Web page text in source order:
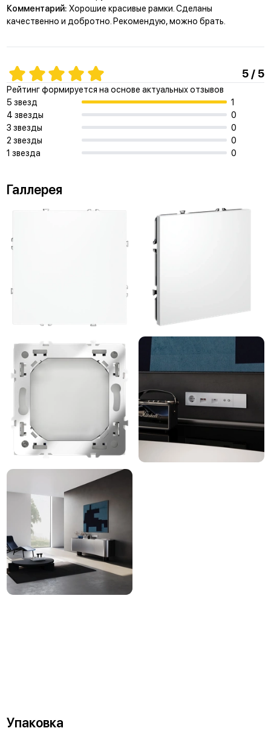
Комментарий: Хорошие красивые рамки. Сделаны
качественно и добротно. Рекомендую, можно брать.
5 / 5
Рейтинг формируется на основе актуальных отзывов
5 звезд
1
4 звезды
0
3 звезды
0
2 звезды
0
1 звезда
0
Галлерея
Упаковка